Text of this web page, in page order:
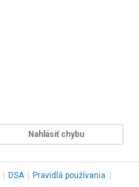
Nahlásiť chybu
DSA Pravidlá používania